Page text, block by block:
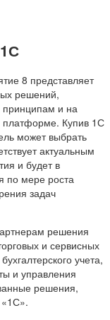
8 представляет
решений,
и на
платформе. Купив 1С
может выбрать
актуальным
и будет в
по мере роста
задач
решения
и сервисных
учета,
и управления
решения,